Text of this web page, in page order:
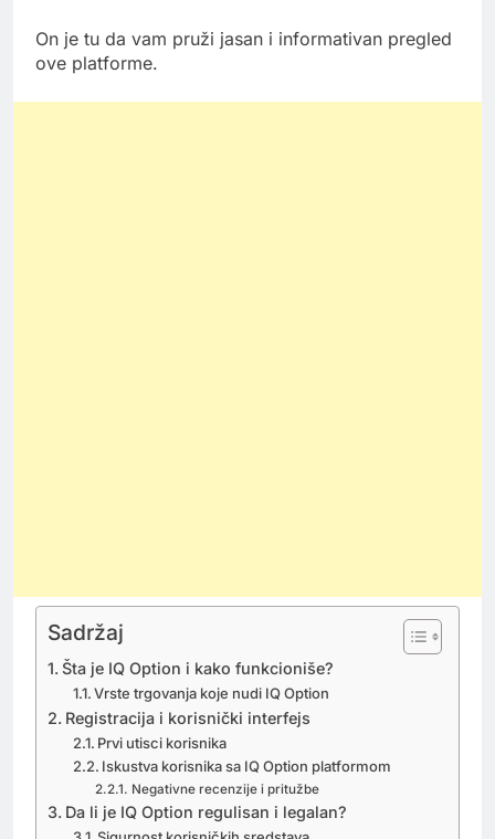
On je tu da vam pruži jasan i informativan pregled
ove platforme.
Sadržaj
Šta je IQ Option i kako funkcioniše?
Vrste trgovanja koje nudi IQ Option
Registracija i korisnički interfejs
Prvi utisci korisnika
Iskustva korisnika sa IQ Option platformom
Negativne recenzije i pritužbe
Da li je IQ Option regulisan i legalan?